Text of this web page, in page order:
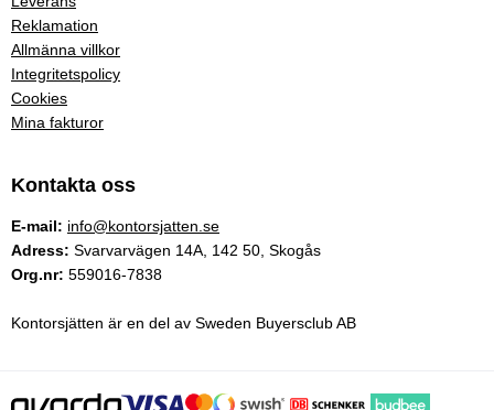
Reklamation
Allmänna villkor
Integritetspolicy
Cookies
Mina fakturor
Kontakta oss
E-mail: info@kontorsjatten.se
Adress: Svarvarvägen 14A, 142 50, Skogås
Org.nr: 559016-7838
Kontorsjätten är en del av Sweden Buyersclub AB